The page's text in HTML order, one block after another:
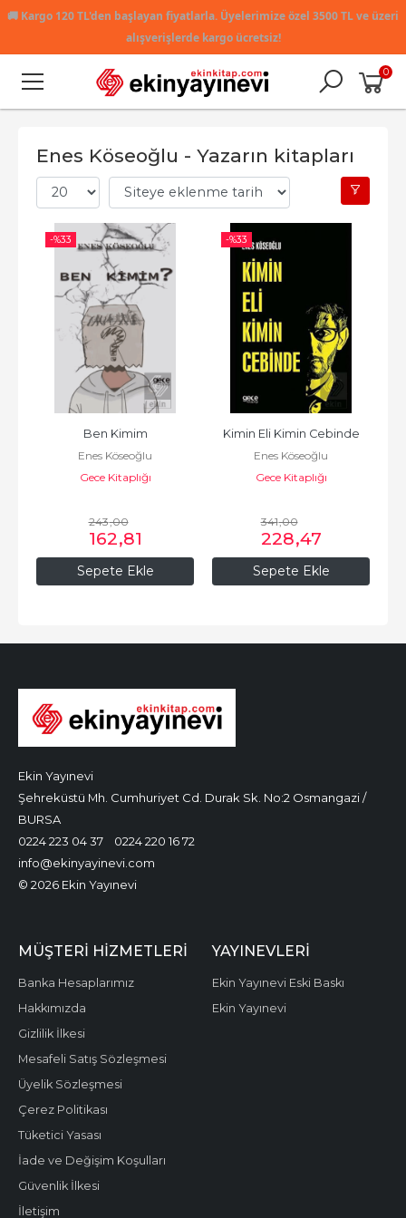
🚚 Kargo 120 TL'den başlayan fiyatlarla. Üyelerimize özel 3500 TL ve üzeri
alışverişlerde kargo ücretsiz!
0
Enes Köseoğlu - Yazarın kitapları
-%33
Sepete Ekle
Ben Kimim
Enes Köseoğlu
Gece Kitaplığı
243,00
162,81
-%33
Sepete Ekle
Kimin Eli Kimin Cebinde
Enes Köseoğlu
Gece Kitaplığı
341,00
228,47
Ekin Yayınevi
Şehreküstü Mh. Cumhuriyet Cd. Durak Sk. No:2 Osmangazi /
BURSA
0224 223 04 37
0224 220 16 72
info@ekinyayinevi.com
© 2026 Ekin Yayınevi
MÜŞTERI HIZMETLERI
Banka Hesaplarımız
Hakkımızda
Gizlilik İlkesi
Mesafeli Satış Sözleşmesi
Üyelik Sözleşmesi
Çerez Politikası
Tüketici Yasası
İade ve Değişim Koşulları
Güvenlik İlkesi
İletişim
YAYINEVLERI
Ekin Yayınevi Eski Baskı
Ekin Yayınevi